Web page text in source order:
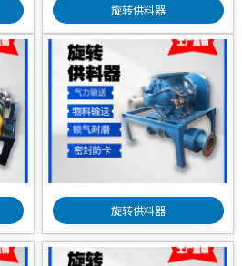
旋转供料器
旋转供料器